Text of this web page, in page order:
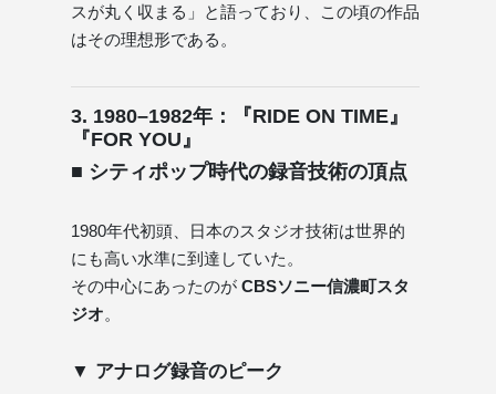
スが丸く収まる」と語っており、この頃の作品
はその理想形である。
3. 1980–1982年：『RIDE ON TIME』
『FOR YOU』
■ シティポップ時代の録音技術の頂点
1980年代初頭、日本のスタジオ技術は世界的
にも高い水準に到達していた。
その中心にあったのが CBSソニー信濃町スタ
ジオ。
▼ アナログ録音のピーク